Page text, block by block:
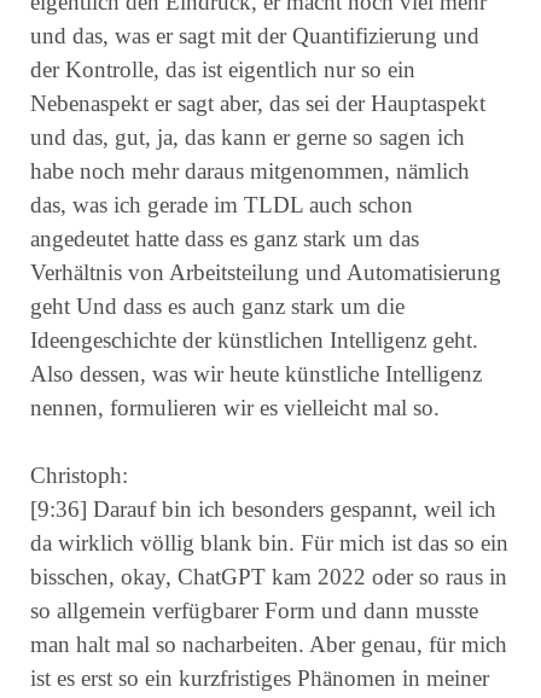
und das, was er sagt mit der Quantifizierung und
der Kontrolle, das ist eigentlich nur so ein
Nebenaspekt er sagt aber, das sei der Hauptaspekt
und das, gut, ja, das kann er gerne so sagen ich
habe noch mehr daraus mitgenommen, nämlich
das, was ich gerade im TLDL auch schon
angedeutet hatte dass es ganz stark um das
Verhältnis von Arbeitsteilung und Automatisierung
geht Und dass es auch ganz stark um die
Ideengeschichte der künstlichen Intelligenz geht.
Also dessen, was wir heute künstliche Intelligenz
nennen, formulieren wir es vielleicht mal so.
Christoph:
[9:36] Darauf bin ich besonders gespannt, weil ich
da wirklich völlig blank bin. Für mich ist das so ein
bisschen, okay, ChatGPT kam 2022 oder so raus in
so allgemein verfügbarer Form und dann musste
man halt mal so nacharbeiten. Aber genau, für mich
ist es erst so ein kurzfristiges Phänomen in meiner